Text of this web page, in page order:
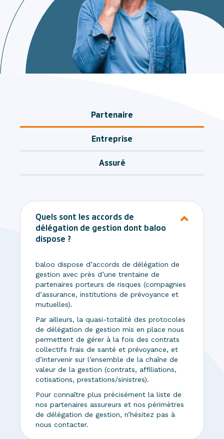
Partenaire
Entreprise
Assuré
Quels sont les accords de
délégation de gestion dont baloo
dispose ?
baloo dispose d’accords de délégation de
gestion avec près d’une trentaine de
partenaires porteurs de risques (compagnies
d’assurance, institutions de prévoyance et
mutuelles).
Par ailleurs, la quasi-totalité des protocoles
de délégation de gestion mis en place nous
permettent de gérer à la fois des contrats
collectifs frais de santé et prévoyance, et
d’intervenir sur l’ensemble de la chaîne de
valeur de la gestion (contrats, affiliations,
cotisations, prestations/sinistres).
Pour connaître plus précisément la liste de
nos partenaires assureurs et nos périmètres
de délégation de gestion, n’hésitez pas à
nous contacter.